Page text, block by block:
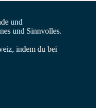
und
und Sinnvolles.
indem du bei